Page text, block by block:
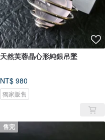
天然芙蓉晶心形純銀吊墜
NT$ 980
獨家販售
售完